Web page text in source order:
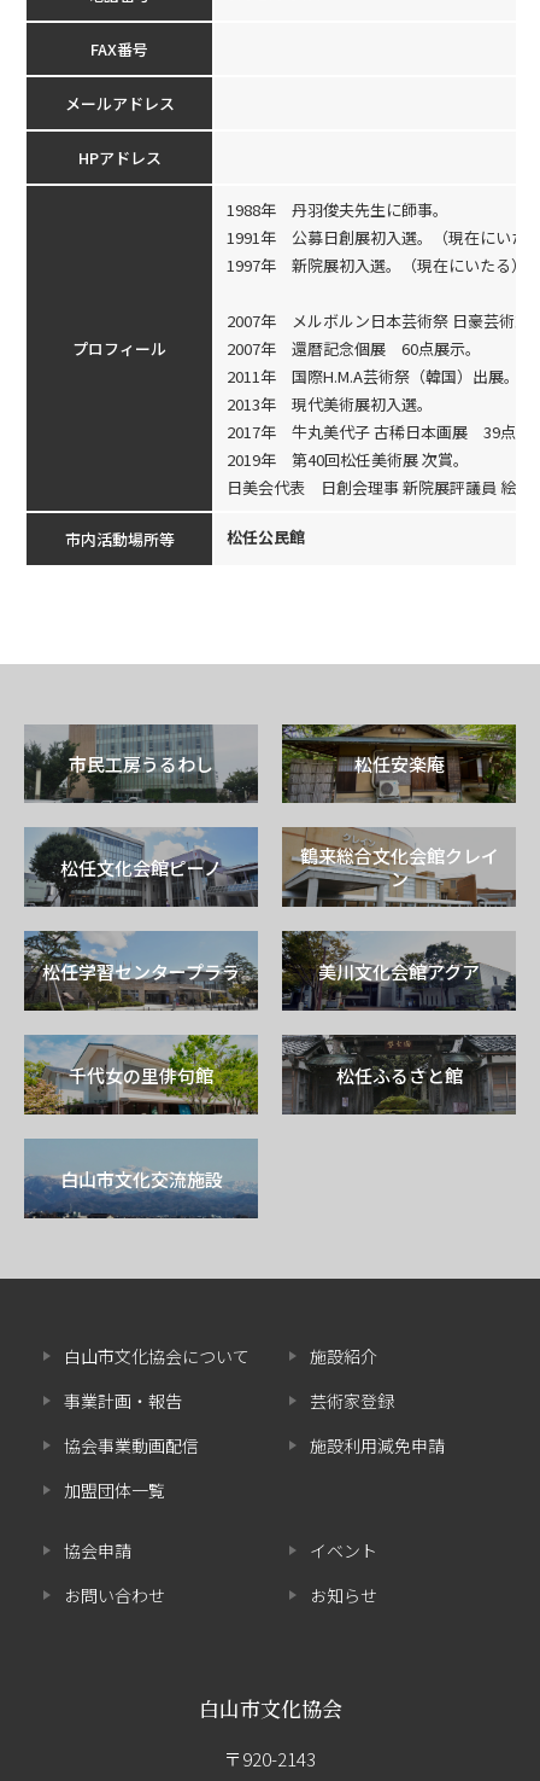
FAX番号
メールアドレス
HPアドレス
プロフィール
1988年 丹羽俊夫先生に師事。
1991年 公募日創展初入選。（現在にいた
1997年 新院展初入選。（現在にいたる）
2007年 メルボルン日本芸術祭 日豪芸術友
2007年 還暦記念個展 60点展示。
2011年 国際H.M.A芸術祭（韓国）出展。
2013年 現代美術展初入選。
2017年 牛丸美代子 古稀日本画展 39点。
2019年 第40回松任美術展 次賞。
日美会代表 日創会理事 新院展評議員 絵を
市内活動場所等 松任公民館
市民工房うるわし 松任安楽庵
松任文化会館ピーノ
鶴来総合文化会館クレイ
ン
松任学習センタープララ 美川文化会館アクア
千代女の里俳句館 松任ふるさと館
白山市文化交流施設
白山市文化協会について
事業計画・報告
協会事業動画配信
加盟団体一覧
施設紹介
芸術家登録
施設利用減免申請
協会申請
お問い合わせ
イベント
お知らせ
白山市文化協会
〒920-2143